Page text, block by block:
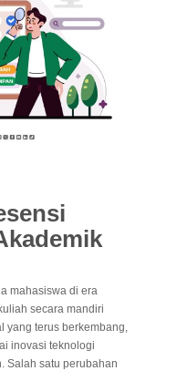
mahasiswa di era
secara mandiri
terus berkembang,
inovasi teknologi
Salah satu perubahan